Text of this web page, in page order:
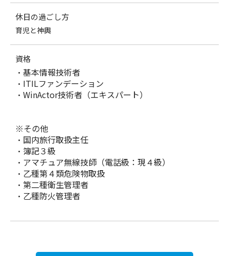
休日の過ごし方
育児と神輿
資格
・基本情報技術者
・ITILファンデーション
・WinActor技術者（エキスパート）
※その他
・国内旅行取扱主任
・簿記３級
・アマチュア無線技師（電話級：現４級）
・乙種第４類危険物取扱
・第二種衛生管理者
・乙種防火管理者